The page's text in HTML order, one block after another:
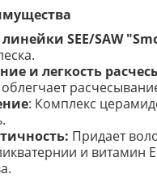
SEE/SAW
и легкость
: Комплекс
Придает
и витамин